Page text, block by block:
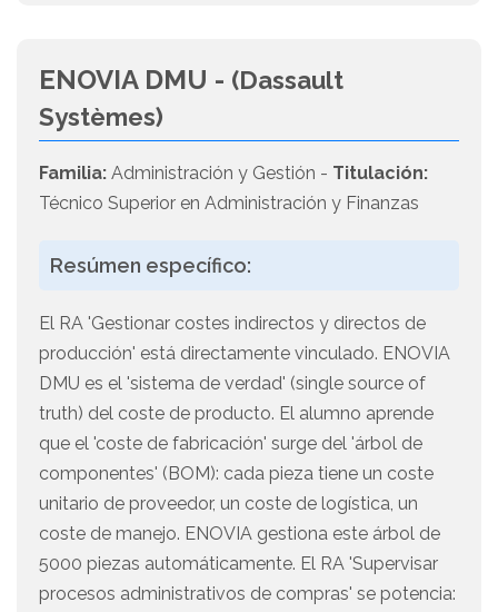
ENOVIA DMU - (Dassault
Systèmes)
Familia: Administración y Gestión - Titulación:
Técnico Superior en Administración y Finanzas
Resúmen específico:
El RA 'Gestionar costes indirectos y directos de
producción' está directamente vinculado. ENOVIA
DMU es el 'sistema de verdad' (single source of
truth) del coste de producto. El alumno aprende
que el 'coste de fabricación' surge del 'árbol de
componentes' (BOM): cada pieza tiene un coste
unitario de proveedor, un coste de logística, un
coste de manejo. ENOVIA gestiona este árbol de
5000 piezas automáticamente. El RA 'Supervisar
procesos administrativos de compras' se potencia: